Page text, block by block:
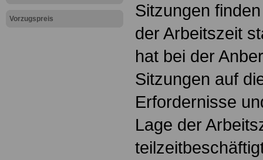
Vorzugspreis
Sitzungen
der Arbeitszeit
hat bei der
Sitzungen auf
Erfordernisse
Lage der